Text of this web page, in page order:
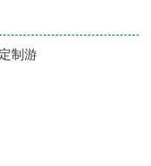
制游